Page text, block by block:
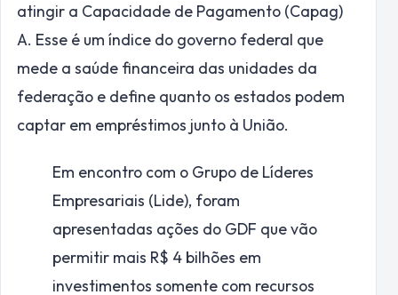
atingir a Capacidade de Pagamento (Capag)
A. Esse é um índice do governo federal que
mede a saúde financeira das unidades da
federação e define quanto os estados podem
captar em empréstimos junto à União.
Em encontro com o Grupo de Líderes
Empresariais (Lide), foram
apresentadas ações do GDF que vão
permitir mais R$ 4 bilhões em
investimentos somente com recursos